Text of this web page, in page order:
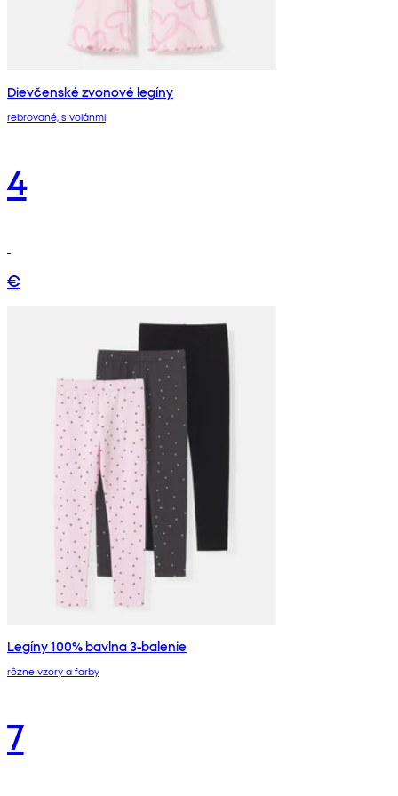
Dievčenské zvonové legíny
rebrované, s volánmi
4
€
Legíny 100% bavlna 3-balenie
rôzne vzory a farby
7